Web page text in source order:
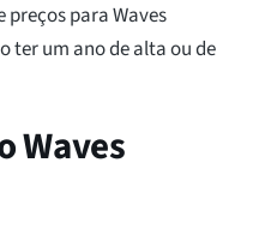
para Waves
ter um ano de alta ou de
Waves